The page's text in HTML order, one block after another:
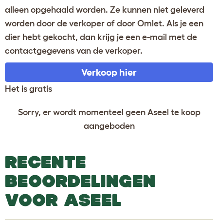
alleen opgehaald worden. Ze kunnen niet geleverd
worden door de verkoper of door Omlet. Als je een
dier hebt gekocht, dan krijg je een e-mail met de
contactgegevens van de verkoper.
Verkoop hier
Het is gratis
Sorry, er wordt momenteel geen Aseel te koop
aangeboden
RECENTE
BEOORDELINGEN
VOOR ASEEL